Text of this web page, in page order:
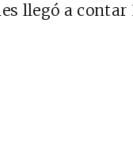
llegó a contar